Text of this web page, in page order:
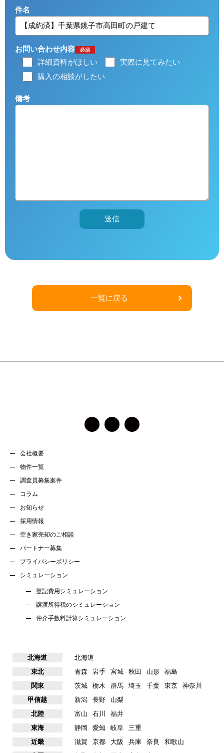
件名
お問い合わせ内容 必須
詳細資料がほしい
実際に見てみたい
購入の相談がしたい
備考
し
一覧に戻る
会社概要
物件一覧
調査員募集案件
コラム
お知らせ
採用情報
空き家売却のご相談
パートナー募集
プライバシーポリシー
シミュレーション
登記費用シミュレーション
譲渡所得税のシミュレーション
仲介手数料計算シミュレーション
北海道
北海道
東北
青森 岩手 宮城 秋田 山形
福島
関東
茨城 栃木 群馬 埼玉 千葉 東京
神奈川
甲信越
新潟 長野
山梨
北陸
富山 石川
福井
東海
静岡 愛知 岐阜
三重
近畿
滋賀 京都 大阪 兵庫 奈良
和歌山